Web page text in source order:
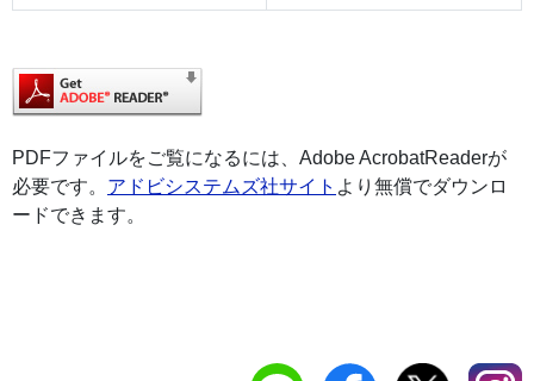
PDFファイルをご覧になるには、Adobe AcrobatReaderが
必要です。 アドビシステムズ社サイト より無償でダウンロ
ードできます。